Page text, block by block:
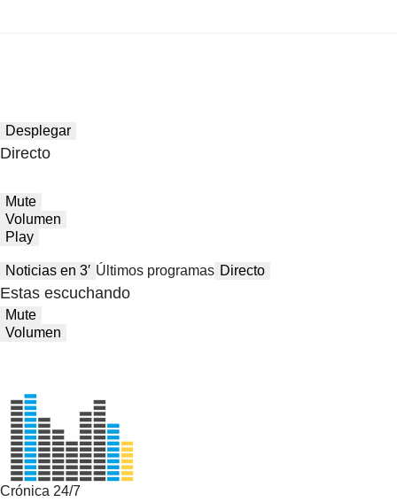
Desplegar
Directo
Mute
Volumen
Play
Noticias en 3′ Últimos programas Directo
Estas escuchando
Mute
Volumen
Crónica 24/7